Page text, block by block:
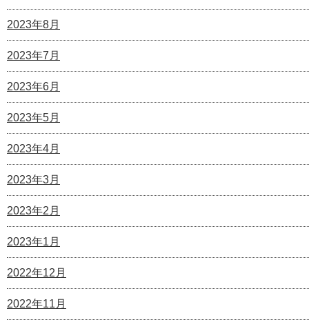
2023年8月
2023年7月
2023年6月
2023年5月
2023年4月
2023年3月
2023年2月
2023年1月
2022年12月
2022年11月